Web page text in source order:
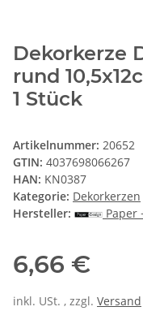
Dekorkerze
rund
1 Stück
Artikelnummer: 20652
GTIN: 4037698066267
HAN: KN0387
Kategorie: Dekorkerzen
Hersteller:
Paper
6,66 €
inkl. USt. , zzgl. Versand